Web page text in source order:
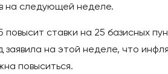
на следующей неделе.
ставки на 25 базисных
заявила на этой неделе, что
повыситься.